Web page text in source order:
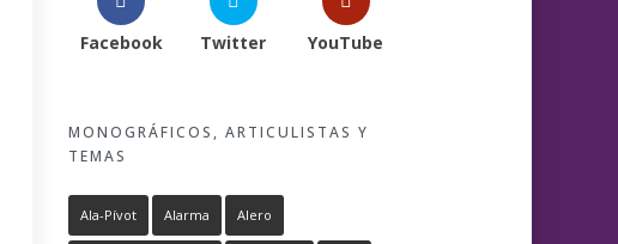
Facebook Twitter YouTube
MONOGRÁFICOS, ARTICULISTAS Y
TEMAS
Ala-Pívot Alarma Alero